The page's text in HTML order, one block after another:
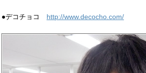
●デコチョコ http://www.decocho.com/